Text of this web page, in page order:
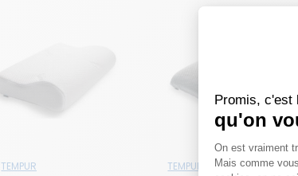
TEMPUR TEMPUR